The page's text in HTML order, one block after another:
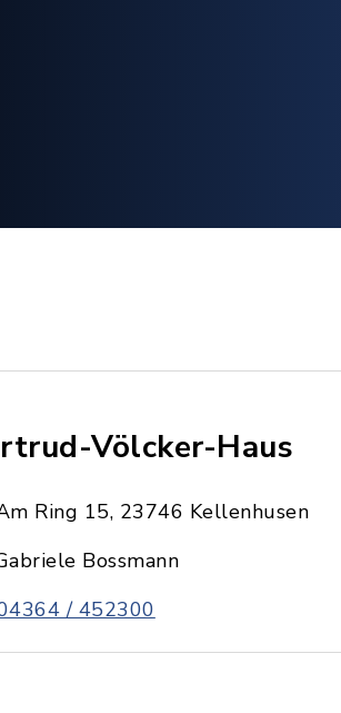
Völcker-Haus
Ring 15, 23746 Kellenhusen
Bossmann
/ 452300